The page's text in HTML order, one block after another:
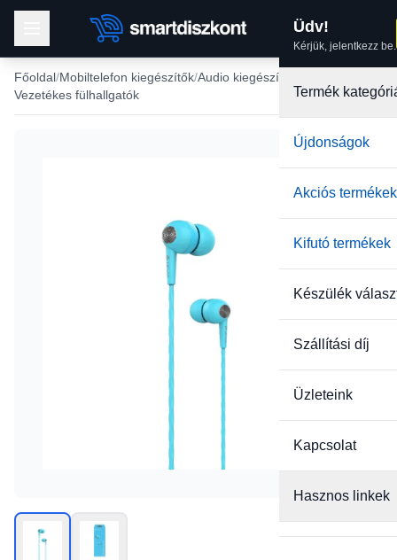
Üdv!
Kérjük, jelentkezz be.
Termék
Újdonságok
Akciós termékek
Kifutó termékek
Készülék
Szállítási díj
Üzleteink
Kapcsolat
Hasznos linkek
Főoldal Mobiltelefon kiegészítők Audio kiegészítők
Vezetékes fülhallgatók